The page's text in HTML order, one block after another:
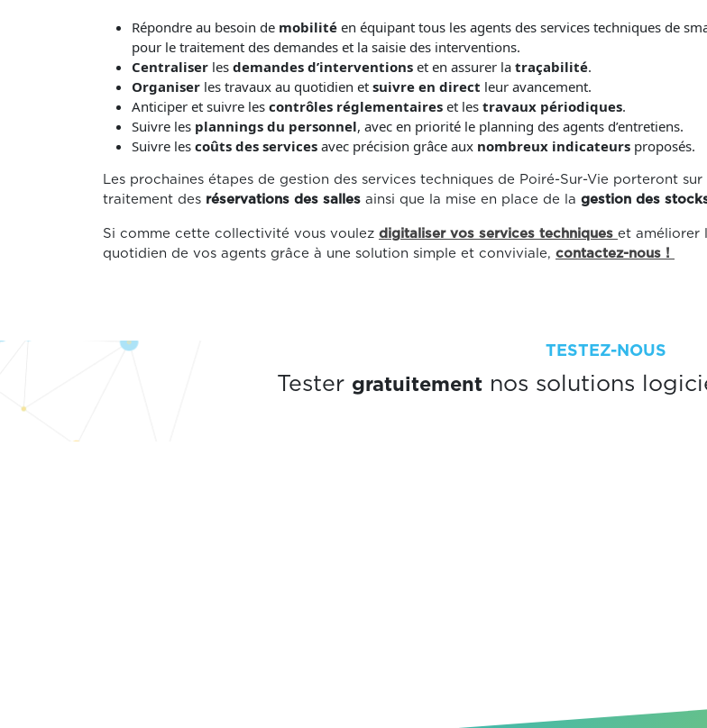
Répondre au besoin de mobilité en équipant tous les agents des services techniques de
pour le traitement des demandes et la saisie des interventions.
Centraliser les demandes d’interventions et en assurer la traçabilité.
Organiser les travaux au quotidien et suivre en direct leur avancement.
Anticiper et suivre les contrôles réglementaires et les travaux périodiques.
Suivre les plannings du personnel, avec en priorité le planning des agents d’entretiens.
Suivre les coûts des services avec précision grâce aux nombreux indicateurs proposés.
Les prochaines étapes de gestion des services techniques de Poiré-Sur-Vie porteront sur
traitement des réservations des salles ainsi que la mise en place de la gestion des
Si comme cette collectivité vous voulez digitaliser vos services techniques et améliorer
quotidien de vos agents grâce à une solution simple et conviviale, contactez-nous !
TESTEZ-NOUS
Tester gratuitement nos solutions